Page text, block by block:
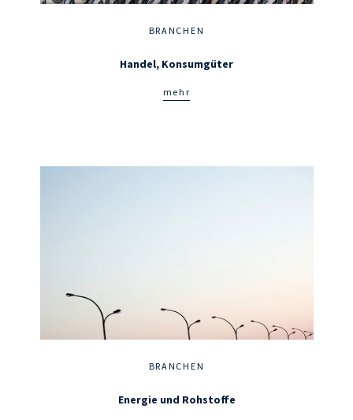
BRANCHEN
Handel, Konsumgüter
mehr
BRANCHEN
Energie und Rohstoffe